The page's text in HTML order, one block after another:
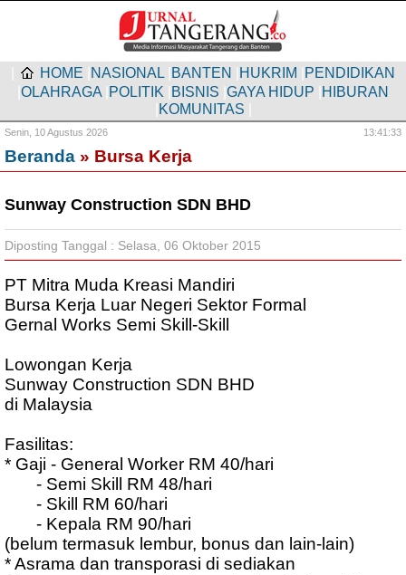
HOME NASIONAL BANTEN HUKRIM PENDIDIKAN
OLAHRAGA POLITIK BISNIS GAYA HIDUP HIBURAN
KOMUNITAS
Senin, 10 Agustus 2026 13:41:33
Beranda » Bursa Kerja
Sunway Construction SDN BHD
Diposting Tanggal : Selasa, 06 Oktober 2015
PT Mitra Muda Kreasi Mandiri
Bursa Kerja Luar Negeri Sektor Formal
Gernal Works Semi Skill-Skill
Lowongan Kerja
Sunway Construction SDN BHD
di Malaysia
Fasilitas:
* Gaji - General Worker RM 40/hari
- Semi Skill RM 48/hari
- Skill RM 60/hari
- Kepala RM 90/hari
(belum termasuk lembur, bonus dan lain-lain)
* Asrama dan transporasi di sediakan